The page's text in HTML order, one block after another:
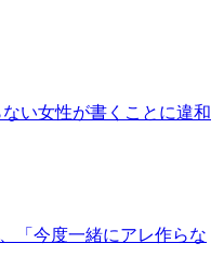
い女性が書くことに違和
「今度一緒にアレ作らな